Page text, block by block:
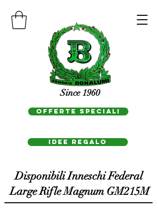
OFFERTE SPECIALI
Since 1960
IDEE REGAlo
Disponibili Inneschi Federal
Large Rifle Magnum GM215M